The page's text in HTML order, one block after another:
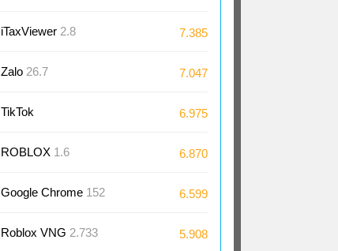
iTaxViewer 2.8 7.385
Zalo 26.7 7.047
TikTok 6.975
ROBLOX 1.6 6.870
Google Chrome 152 6.599
Roblox VNG 2.733 5.908